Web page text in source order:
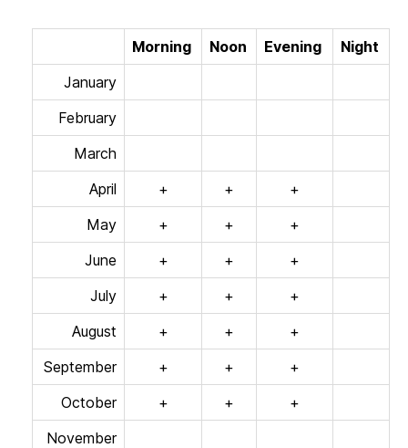
Morning Noon Evening
Night
January
February
March
April
+ +
+
May
+ +
+
June
+ +
+
July
+ +
+
August
+ +
+
September
+ +
+
October
+ +
+
November